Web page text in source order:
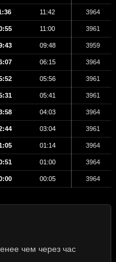
11:42 3964
11:00 3961
09:48 3959
06:15 3964
05:56 3961
05:41 3961
04:03 3964
03:04 3961
01:14 3964
01:00 3964
00:05 3964
чем через час